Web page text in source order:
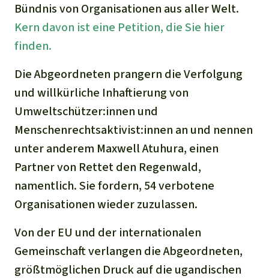
Bündnis von Organisationen aus aller Welt.
Kern davon ist eine Petition, die Sie hier
finden.
Die Abgeordneten prangern die Verfolgung
und willkürliche Inhaftierung von
Umweltschützer:innen und
Menschenrechtsaktivist:innen an und nennen
unter anderem Maxwell Atuhura, einen
Partner von Rettet den Regenwald,
namentlich. Sie fordern, 54 verbotene
Organisationen wieder zuzulassen.
Von der EU und der internationalen
Gemeinschaft verlangen die Abgeordneten,
größtmöglichen Druck auf die ugandischen